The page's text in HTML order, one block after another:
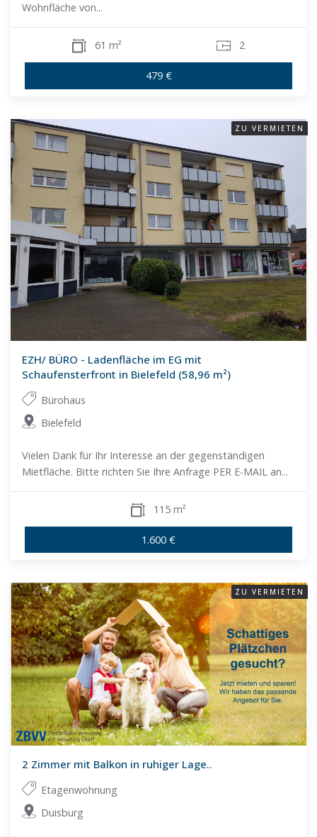
Wohnfläche von...
61 m² 2
479 €
EZH/ BÜRO - Ladenfläche im EG mit
Schaufensterfront in Bielefeld (58,96 m²)
Bürohaus
Bielefeld
Vielen Dank für Ihr Interesse an der gegenständigen
Mietfläche. Bitte richten Sie Ihre Anfrage PER E-MAIL an...
115 m²
1.600 €
ZU VERMIETEN
2 Zimmer mit Balkon in ruhiger Lage..
Etagenwohnung
Duisburg
ZU VERMIETEN